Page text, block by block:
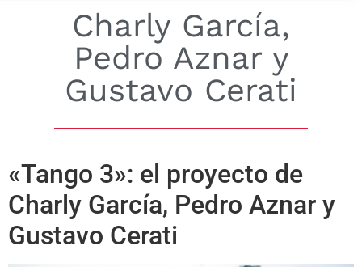
Charly García,
Pedro Aznar y
Gustavo Cerati
«Tango 3»: el proyecto de
Charly García, Pedro Aznar y
Gustavo Cerati